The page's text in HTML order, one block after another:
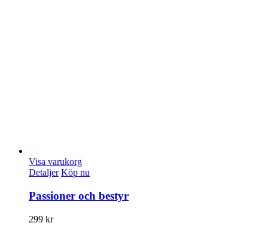
Visa varukorg
Detaljer Köp nu
Passioner och bestyr
299 kr